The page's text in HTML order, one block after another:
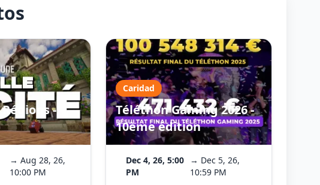
-
→ Aug 28, 26,
10:00 PM
Caridad
Téléthon Gaming 2026 -
10ème édition
Dec 4, 26, 5:00
PM
→ Dec 5, 26,
10:59 PM